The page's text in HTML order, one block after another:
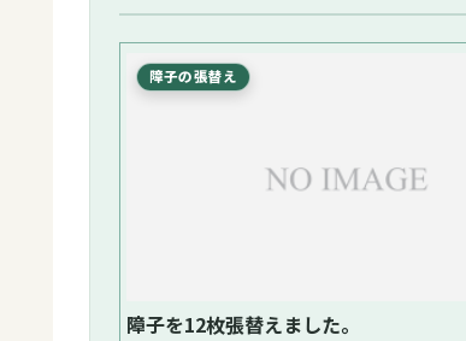
障子の張替え
障子を12枚張替えました。